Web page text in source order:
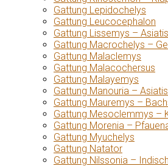
Gattung Lepidochelys
Gattung Leucocephalon
Gattung Lissemys –
Gattung Macrochelys –
Gattung Malaclemys
Gattung Malacochersus
Gattung Malayemys
Gattung Manouria –
Gattung Mauremys –
Gattung Mesoclemmys –
Gattung Morenia –
Gattung Myuchelys
Gattung Natator
Gattung Nilssonia –